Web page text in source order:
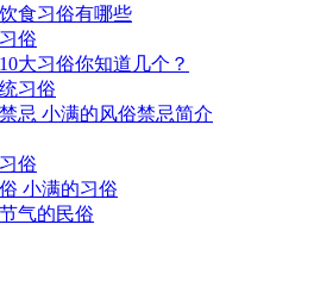
食习俗有哪些
俗
大习俗你知道几个？
习俗
忌 小满的风俗禁忌简介
俗
小满的习俗
气的民俗